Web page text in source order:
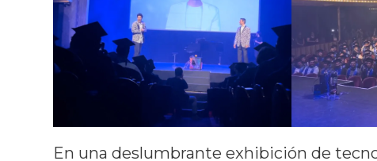
En una deslumbrante exhibición de